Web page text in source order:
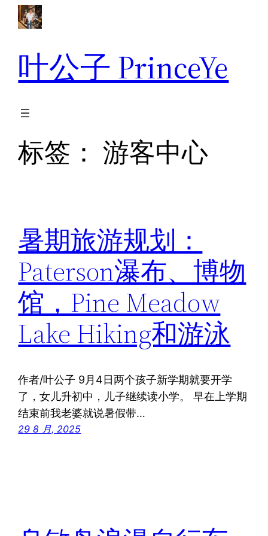
叶公子 PrinceYe
标签：游客中心
暑期旅游规划：
Paterson瀑布、博物
馆，Pine Meadow
Lake Hiking和游泳
作者/叶公子 9月4日两个孩子新学期就要开学
了，女儿升初中，儿子继续读小学。 早在上学期
结束前我老婆就说暑假带…
29 8 月, 2025